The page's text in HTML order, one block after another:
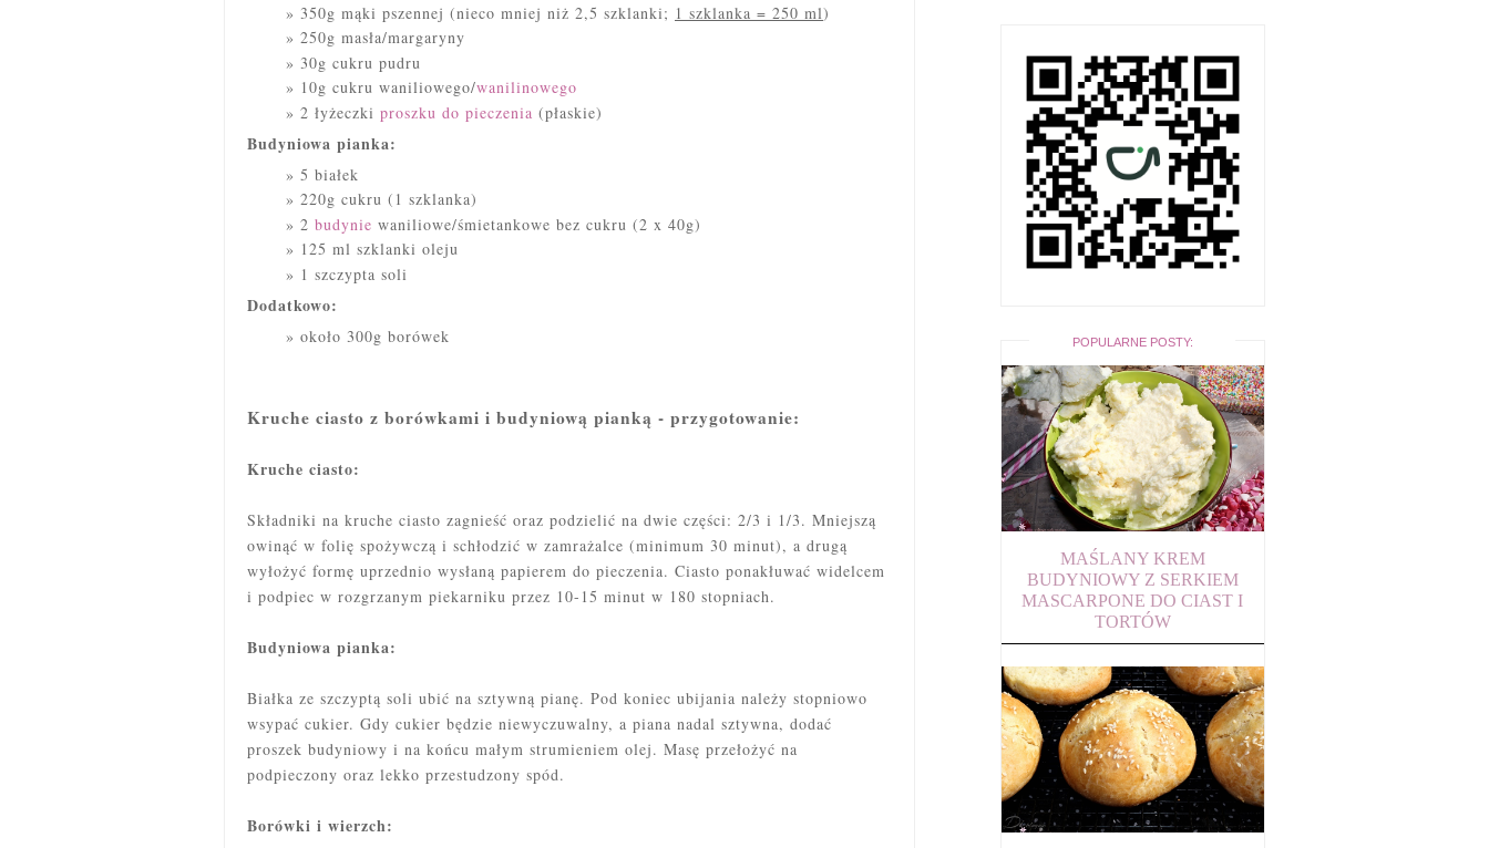
350g mąki pszennej (nieco mniej niż 2,5 szklanki; 1 szklanka = 250 ml)
250g masła/margaryny
30g cukru pudru
10g cukru waniliowego/wanilinowego
2 łyżeczki proszku do pieczenia (płaskie)
Budyniowa pianka:
5 białek
220g cukru (1 szklanka)
2 budynie waniliowe/śmietankowe bez cukru (2 x 40g)
125 ml szklanki oleju
1 szczypta soli
Dodatkowo:
około 300g borówek
Kruche ciasto z borówkami i budyniową pianką - przygotowanie:
Kruche ciasto:
Składniki na kruche ciasto zagnieść oraz podzielić na dwie części: 2/3 i 1/3. Mniejszą
owinąć w folię spożywczą i schłodzić w zamrażalce (minimum 30 minut), a drugą
wyłożyć formę uprzednio wysłaną papierem do pieczenia. Ciasto ponakłuwać widelcem
i podpiec w rozgrzanym piekarniku przez 10-15 minut w 180 stopniach.
Budyniowa pianka:
Białka ze szczyptą soli ubić na sztywną pianę. Pod koniec ubijania należy stopniowo
wsypać cukier. Gdy cukier będzie niewyczuwalny, a piana nadal sztywna, dodać
proszek budyniowy i na końcu małym strumieniem olej. Masę przełożyć na
podpieczony oraz lekko przestudzony spód.
Borówki i wierzch:
POPULARNE POSTY:
MAŚLANY KREM
BUDYNIOWY Z SERKIEM
MASCARPONE DO CIAST I
TORTÓW